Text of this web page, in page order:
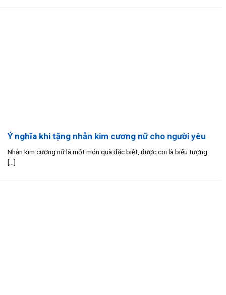
Ý nghĩa khi tặng nhẫn kim cương nữ cho người yêu
Nhẫn kim cương nữ là một món quà đặc biệt, được coi là biểu tượng
[...]